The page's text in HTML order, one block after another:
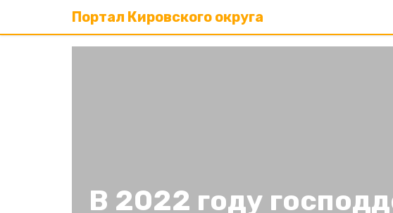
Портал Кировского округа
В 2022 году